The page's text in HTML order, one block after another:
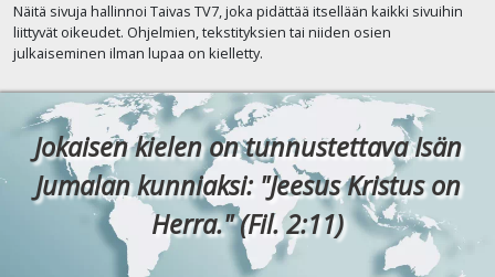
Näitä sivuja hallinnoi Taivas TV7, joka pidättää itsellään kaikki sivuihin
liittyvät oikeudet. Ohjelmien, tekstityksien tai niiden osien
julkaiseminen ilman lupaa on kielletty.
Jokaisen kielen on tunnustettava Isän
Jumalan kunniaksi: "Jeesus Kristus on
Herra." (Fil. 2:11)